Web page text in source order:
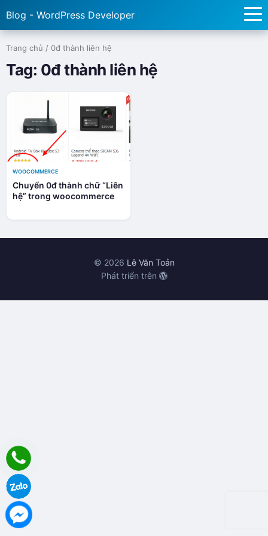
Blog - WordPress Developer
Trang chủ / 0đ thành liên hệ
Tag: 0đ thành liên hệ
WOOCOMMERCE
Chuyển 0đ thành chữ “Liên
hệ” trong woocommerce
© 2026 Lê Văn Toản
Phát triển trên